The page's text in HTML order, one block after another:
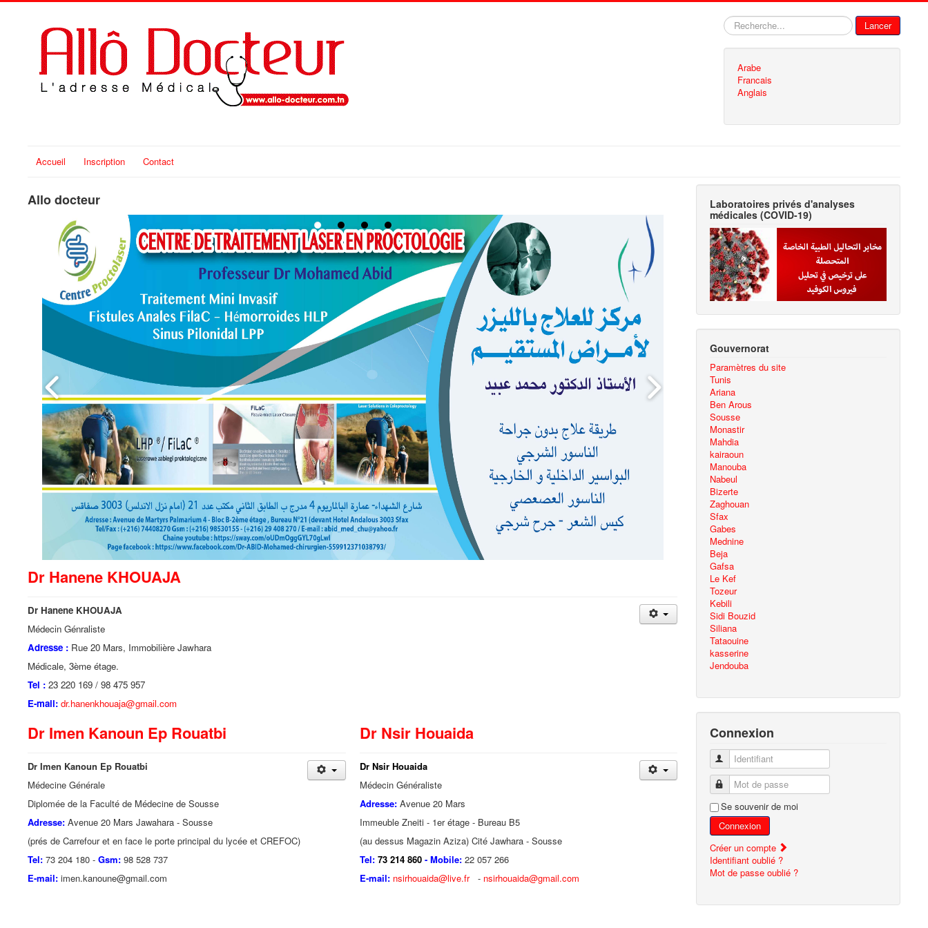
Rechercher Lancer
Arabe
Francais
Anglais
Accueil Inscription Contact
Allo docteur
Dr Hanene KHOUAJA
Dr Hanene KHOUAJA
Médecin Génraliste
Adresse : Rue 20 Mars, Immobilière Jawhara
Médicale, 3ème étage.
Tel : 23 220 169 / 98 475 957
E-mail: dr.hanenkhouaja@gmail.com
Dr Imen Kanoun Ep Rouatbi
Dr Imen Kanoun Ep Rouatbi
Médecine Générale
Diplomée de la Faculté de Médecine de Sousse
Adresse: Avenue 20 Mars Jawahara - Sousse
(prés de Carrefour et en face le porte principal du lycée et CREFOC)
Tel: 73 204 180 - Gsm: 98 528 737
E-mail: imen.kanoune@gmail.com
Dr Nsir Houaida
Dr Nsir Houaida
Médecin Généraliste
Adresse: Avenue 20 Mars
Immeuble Zneiti - 1er étage - Bureau B5
(au dessus Magazin Aziza) Cité Jawhara - Sousse
Tel: 73 214 860- Mobile: 22 057 266
E-mail: nsirhouaida@live.fr- nsirhouaida@gmail.com
Laboratoires privés d'analyses
médicales (COVID-19)
Gouvernorat
Paramètres du site
Tunis
Ariana
Ben Arous
Sousse
Monastir
Mahdia
kairaoun
Manouba
Nabeul
Bizerte
Zaghouan
Sfax
Gabes
Mednine
Beja
Gafsa
Le Kef
Tozeur
Kebili
Sidi Bouzid
Siliana
Tataouine
kasserine
Jendouba
Connexion
Identifiant
Mot de passe
Se souvenir de moi
Connexion
Créer un compte
Identifiant oublié ?
Mot de passe oublié ?